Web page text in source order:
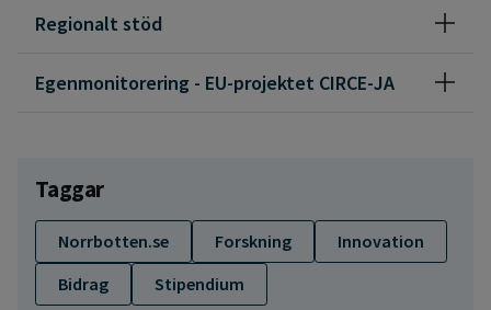
Regionalt stöd
Egenmonitorering - EU-projektet CIRCE-JA
Taggar
Norrbotten.se Forskning
Innovation
Bidrag
Stipendium